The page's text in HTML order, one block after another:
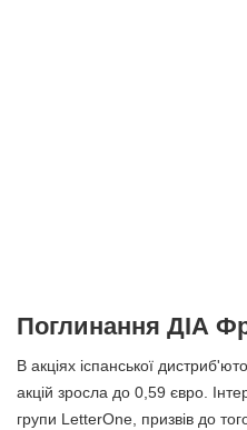
Поглинання ДІА
В акціях іспанської
акцій зросла до 0,59 євро.
групи LetterOne, призвів до